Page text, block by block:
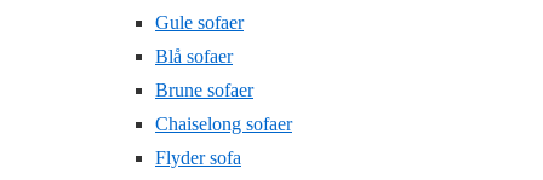
Gule sofaer
Blå sofaer
Brune sofaer
Chaiselong sofaer
Flyder sofa